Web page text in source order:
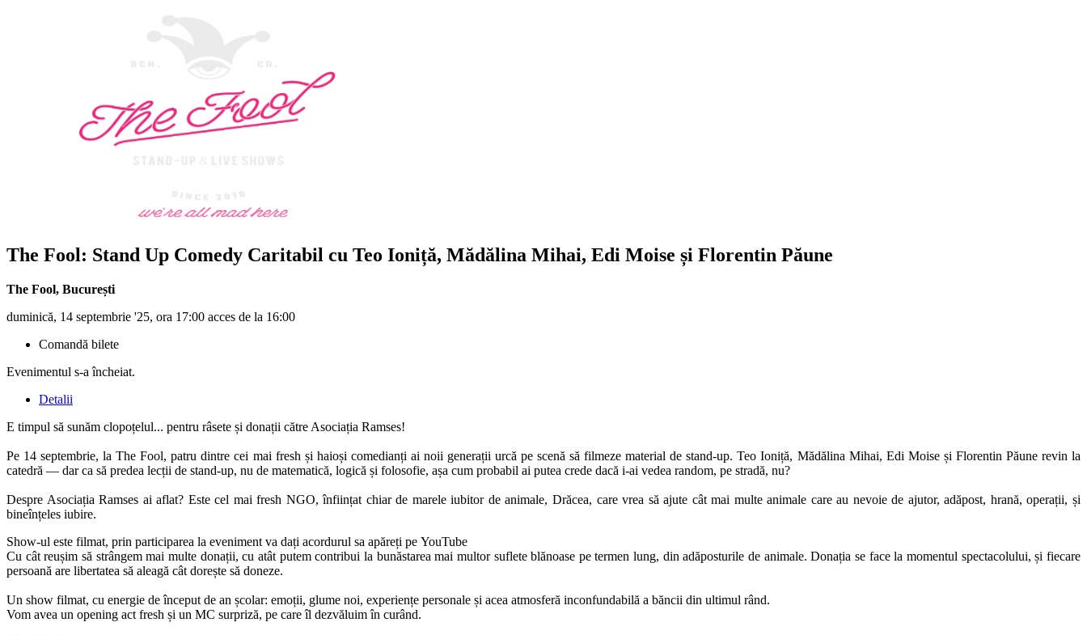
The Fool: Stand Up Comedy Caritabil cu Teo Ioniță, Mădălina Mihai, Edi Moise și Florentin Păune
The Fool, București
duminică, 14 septembrie '25, ora 17:00 acces de la 16:00
Comandă bilete
Evenimentul s-a încheiat.
Detalii
E timpul să sunăm clopoțelul... pentru râsete și donații către Asociația Ramses!
Pe 14 septembrie, la The Fool, patru dintre cei mai fresh și haioși comedianți ai noii generații urcă pe scenă să filmeze material de stand-up. Teo Ioniță, Mădălina Mihai, Edi Moise și Florentin Păune revin la
catedră — dar ca să predea lecții de stand-up, nu de matematică, logică și folosofie, așa cum probabil ai putea crede dacă i-ai vedea random, pe stradă, nu?
Despre Asociația Ramses ai aflat? Este cel mai fresh NGO, înființat chiar de marele iubitor de animale, Drăcea, care vrea să ajute cât mai multe animale care au nevoie de ajutor, adăpost, hrană, operații, și
bineînțeles iubire.
Show-ul este filmat, prin participarea la eveniment va dați acordurul sa apăreți pe YouTube
Cu cât reușim să strângem mai multe donații, cu atât putem contribui la bunăstarea mai multor suflete blănoase pe termen lung, din adăposturile de animale. Donația se face la momentul spectacolului, și fiecare
persoană are libertatea să aleagă cât dorește să doneze.
Un show filmat, cu energie de început de an școlar: emoții, glume noi, experiențe personale și acea atmosferă inconfundabilă a băncii din ultimul rând.
Vom avea un opening act fresh și un MC surpriză, pe care îl dezvăluim în curând.